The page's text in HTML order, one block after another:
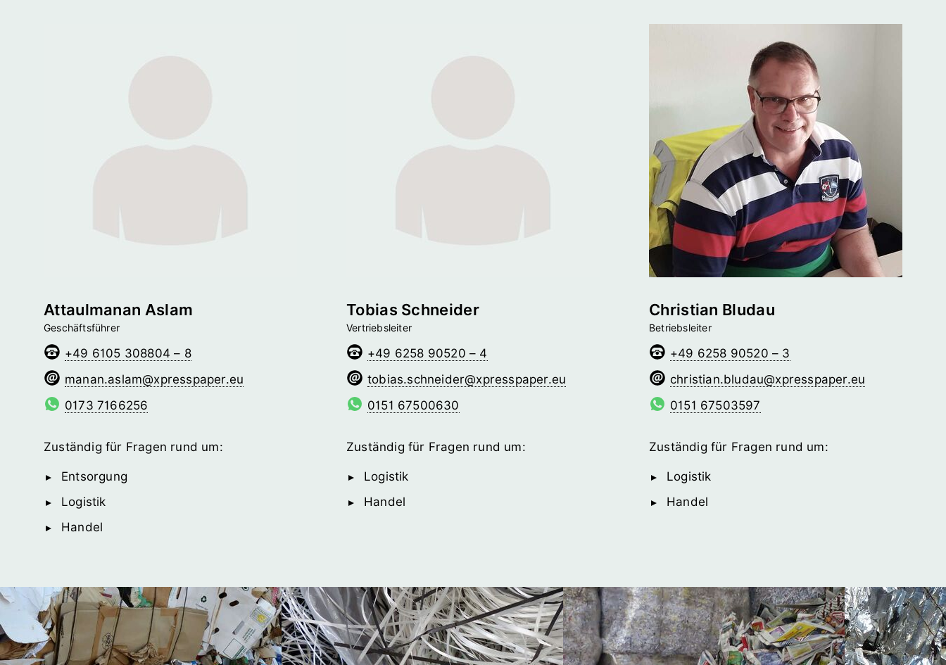
Attaulmanan Aslam
Geschäftsführer
+49 6105 308804 – 8
malsa.nanam@­xpresspaper.eu
0173 7166256
Zuständig für Fragen rund um:
Entsorgung
Logistik
Handel
Tobias Schneider
Vertriebsleiter
+49 6258 90520 – 4
redienhcs.saibot@­xpresspaper.eu
0151 67500630
Zuständig für Fragen rund um:
Logistik
Handel
Christian Bludau
Betriebsleiter
+49 6258 90520 – 3
uadulb.naitsirhc@­xpresspaper.eu
0151 67503597
Zuständig für Fragen rund um:
Logistik
Handel